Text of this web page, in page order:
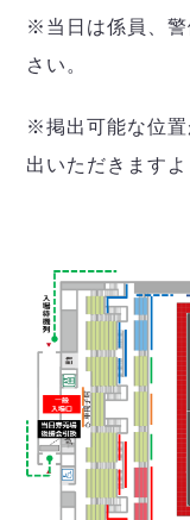
※当日は係員、警
さい。
※掲出可能な位置
出いただきます